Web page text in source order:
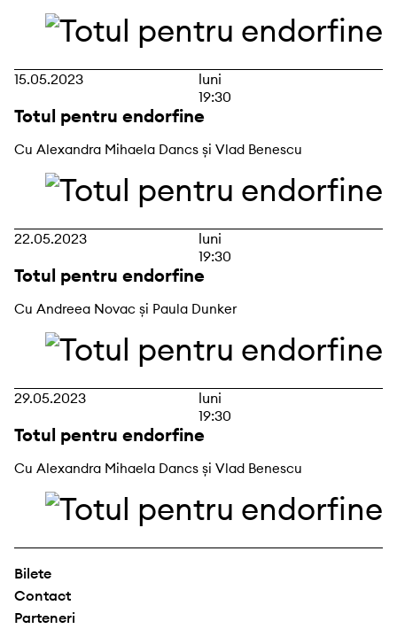
15.05.2023
luni
19:30
Totul pentru endorfine
Cu Alexandra Mihaela Dancs și Vlad Benescu
22.05.2023
luni
19:30
Totul pentru endorfine
Cu Andreea Novac și Paula Dunker
29.05.2023
luni
19:30
Totul pentru endorfine
Cu Alexandra Mihaela Dancs și Vlad Benescu
Bilete
Contact
Parteneri